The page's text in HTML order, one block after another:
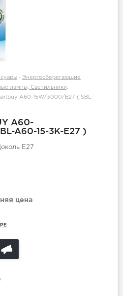
- Энергосберегающие
лампы, Светильники,
A60-15W/3000/E27 ( SBL-
A60-
A60-15-3K-E27 )
E27
цена